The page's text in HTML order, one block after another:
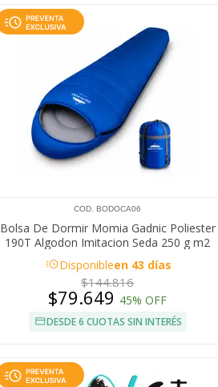
COD. BODOCA06
Bolsa De Dormir Momia Gadnic Poliester
190T Algodon Imitacion Seda 250 g m2
Temperatura Confort 5 A 10 Grados
Temperatura Extrema
acuteDisponibleen 43 días
$144.816
$79.649 45% OFF
DESDE 6 CUOTAS SIN INTERÉS